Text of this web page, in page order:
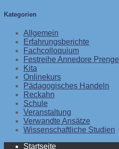
Kategorien
Allgemein
Erfahrungsberichte
Fachcolloquium
Festreihe Annedore Prengel
Kita
Onlinekurs
Pädagogisches Handeln
Reckahn
Schule
Veranstaltung
Verwandte Ansätze
Wissenschaftliche Studien
Startseite